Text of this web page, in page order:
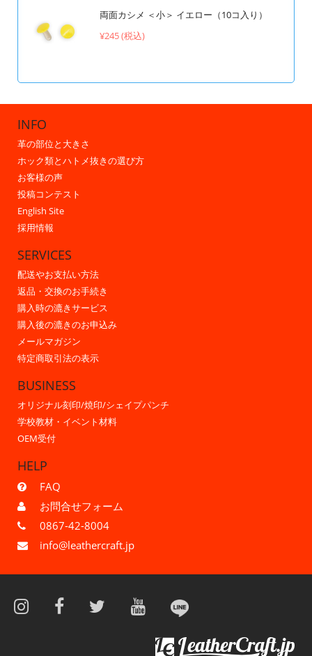
両面カシメ ＜小＞ イエロー（10コ入り）
¥245 (税込)
INFO
革の部位と大きさ
ホック類とハトメ抜きの選び方
お客様の声
投稿コンテスト
English Site
採用情報
SERVICES
配送やお支払い方法
返品・交換のお手続き
購入時の漉きサービス
購入後の漉きのお申込み
メールマガジン
特定商取引法の表示
BUSINESS
オリジナル刻印/焼印/シェイプパンチ
学校教材・イベント材料
OEM受付
HELP
FAQ
お問合せフォーム
0867-42-8004
info@leathercraft.jp